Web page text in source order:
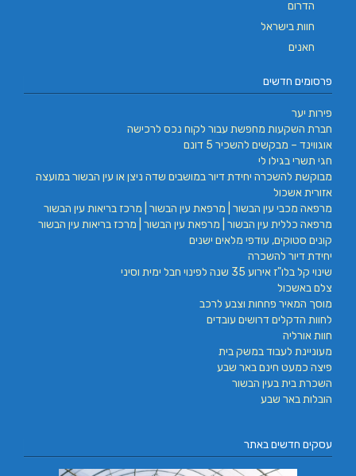
הדרום
חוות בישראל
חאנים
פרסומים חדשים
פירות יער
חברת השקעות מחפשת עבור לקוח נכס לרכישה
אוגווינד – מבקשים להשכיר 5 דונם
חגי תשרי בגילו לי
מבוקשת להשכרה יחידת דיור במושבים שדה ניצן או עין הבשור במועצה
אזורית אשכול
מרפאה מכבי עין הבשור | מרפאת עין הבשור | מרכז בריאות עין הבשור
מרפאה כללית עין הבשור | מרפאת עין הבשור | מרכז בריאות עין הבשור
קונים סטוקים, עודפי מלאים ישנים
יחידת דיור להשכרה
שינוי קל בלו"ז אירוע 35 שנה לפינוי חבל ימית וסיני
צלם באשכול
מוסך המאיר פחחות וצבע לרכב
לחוות הדקלים דרושים עובדים
חוות אורליה
מעוניינת לעבוד במשק בית
פיצה כמעט חינם באר שבע
השכרת בית בעין הבשור
הובלות באר שבע
עסקים חדשים באתר